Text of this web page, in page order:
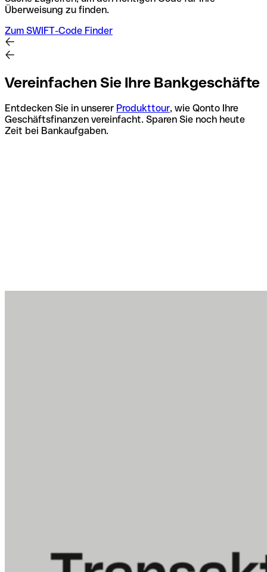
Überweisung zu finden.
Zum SWIFT-Code Finder
Vereinfachen Sie Ihre Bankgeschäfte
Entdecken Sie in unserer Produkttour, wie Qonto Ihre
Geschäftsfinanzen vereinfacht. Sparen Sie noch heute
Zeit bei Bankaufgaben.